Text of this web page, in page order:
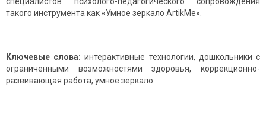
такого инструмента как «Умное зеркало ArtikMe».
Ключевые слова: интерактивные технологии, дошкольники с
ограниченными возможностями здоровья, коррекционно-
развивающая работа, умное зеркало.